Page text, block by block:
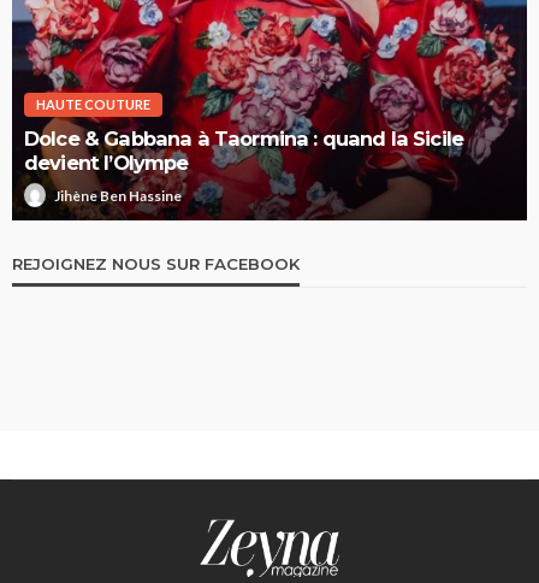
HAUTE COUTURE
Dolce & Gabbana à Taormina : quand la Sicile
devient l’Olympe
Jihène Ben Hassine
REJOIGNEZ NOUS SUR FACEBOOK